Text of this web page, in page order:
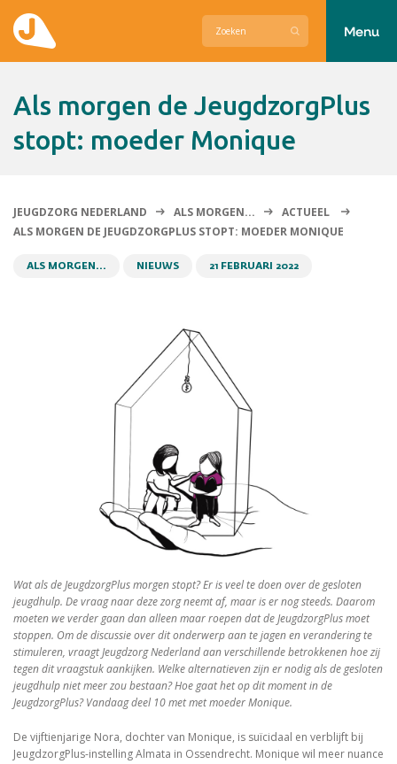
Hier zetten wij ons voor in
Contact
Menu
Als morgen de JeugdzorgPlus
stopt: moeder Monique
JEUGDZORG NEDERLAND ALS MORGEN...
ACTUEEL
ALS MORGEN DE JEUGDZORGPLUS STOPT: MOEDER MONIQUE
ALS MORGEN... NIEUWS 21 FEBRUARI 2022
Wat als de JeugdzorgPlus morgen stopt? Er is veel te doen over de gesloten
jeugdhulp. De vraag naar deze zorg neemt af, maar is er nog steeds. Daarom
moeten we verder gaan dan alleen maar roepen dat de JeugdzorgPlus moet
stoppen. Om de discussie over dit onderwerp aan te jagen en verandering te
stimuleren, vraagt Jeugdzorg Nederland aan verschillende betrokkenen hoe zij
tegen dit vraagstuk aankijken. Welke alternatieven zijn er nodig als de gesloten
jeugdhulp niet meer zou bestaan? Hoe gaat het op dit moment in de
JeugdzorgPlus? Vandaag deel 10 met met moeder Monique.
De vijftienjarige Nora, dochter van Monique, is suïcidaal en verblijft bij
JeugdzorgPlus-instelling Almata in Ossendrecht. Monique wil meer nuance